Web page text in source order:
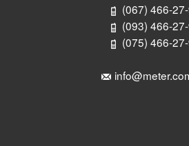
(067) 466-
(093) 466-
(075) 466-